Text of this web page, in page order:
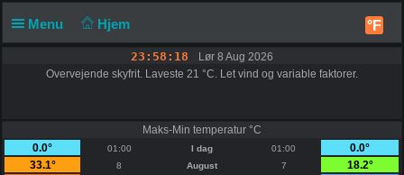
Menu Hjem °F
23:58:18
Lør 8 Aug 2026
Overvejende skyfrit. Laveste 21 °C. Let vind og variable faktorer.
Maks-Min temperatur °C
0.0°
01:00 I dag 01:00
0.0°
33.1°
8 August 7
18.2°